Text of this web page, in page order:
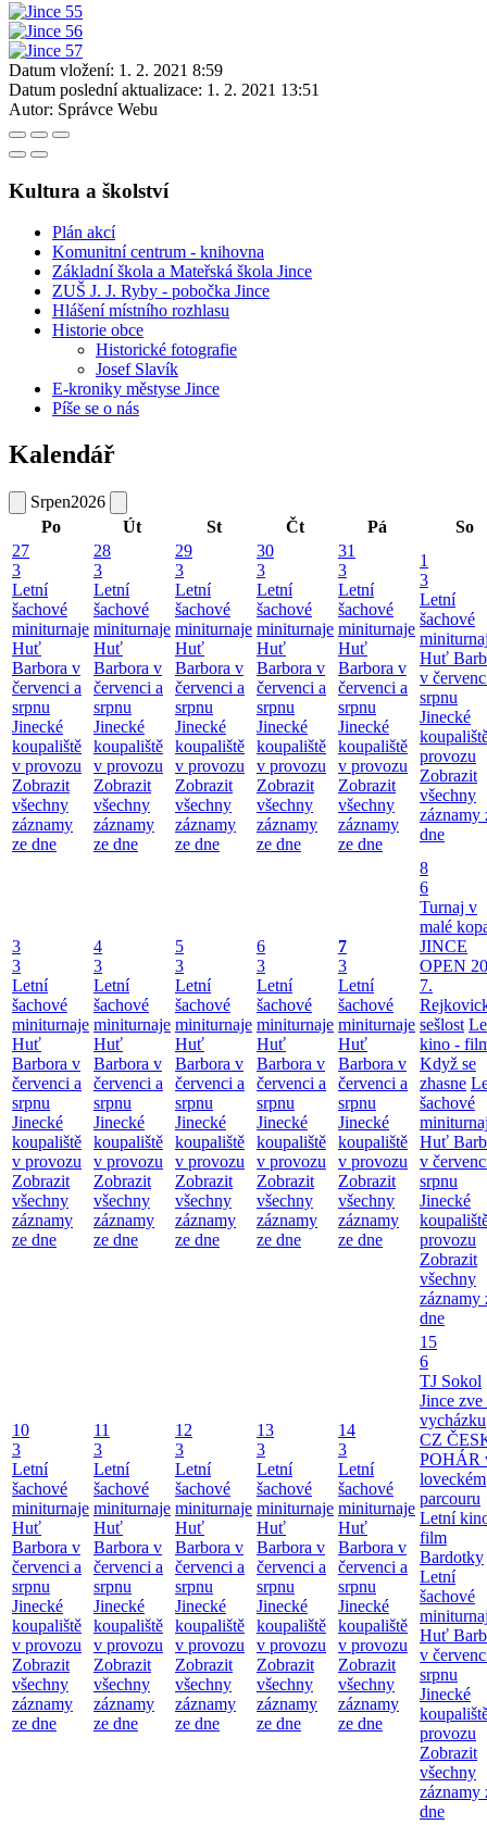
Datum vložení: 1. 2. 2021 8:59
Datum poslední aktualizace: 1. 2. 2021 13:51
Autor: Správce Webu
Kultura a školství
Plán akcí
Komunitní centrum - knihovna
Základní škola a Mateřská škola Jince
ZUŠ J. J. Ryby - pobočka Jince
Hlášení místního rozhlasu
Historie obce
Historické fotografie
Josef Slavík
E-kroniky městyse Jince
Píše se o nás
Kalendář
Srpen2026
Po
Út St Čt Pá
So
27
3
Letní
šachové
miniturnaje
Huť
Barbora v
červenci a
srpnu
Jinecké
koupaliště
v provozu
Zobrazit
všechny
záznamy
ze dne
28
3
Letní
šachové
miniturnaje
Huť
Barbora v
červenci a
srpnu
Jinecké
koupaliště
v provozu
Zobrazit
všechny
záznamy
ze dne
29
3
Letní
šachové
miniturnaje
Huť
Barbora v
červenci a
srpnu
Jinecké
koupaliště
v provozu
Zobrazit
všechny
záznamy
ze dne
30
3
Letní
šachové
miniturnaje
Huť
Barbora v
červenci a
srpnu
Jinecké
koupaliště
v provozu
Zobrazit
všechny
záznamy
ze dne
31
3
Letní
šachové
miniturnaje
Huť
Barbora v
červenci a
srpnu
Jinecké
koupaliště
v provozu
Zobrazit
všechny
záznamy
ze dne
1
3
Letní
šachové
Huť
v
srpnu
Jinecké
provozu
Zobrazit
všechny
záznamy
dne
3
3
Letní
šachové
miniturnaje
Huť
Barbora v
červenci a
srpnu
Jinecké
koupaliště
v provozu
Zobrazit
všechny
záznamy
ze dne
4
3
Letní
šachové
miniturnaje
Huť
Barbora v
červenci a
srpnu
Jinecké
koupaliště
v provozu
Zobrazit
všechny
záznamy
ze dne
5
3
Letní
šachové
miniturnaje
Huť
Barbora v
červenci a
srpnu
Jinecké
koupaliště
v provozu
Zobrazit
všechny
záznamy
ze dne
6
3
Letní
šachové
miniturnaje
Huť
Barbora v
červenci a
srpnu
Jinecké
koupaliště
v provozu
Zobrazit
všechny
záznamy
ze dne
7
3
Letní
šachové
miniturnaje
Huť
Barbora v
červenci a
srpnu
Jinecké
koupaliště
v provozu
Zobrazit
všechny
záznamy
ze dne
8
6
Turnaj v
malé
JINCE
OPEN
7.
sešlost
kino -
Když se
zhasne
šachové
Huť
v
srpnu
Jinecké
provozu
Zobrazit
všechny
záznamy
dne
10
3
Letní
šachové
miniturnaje
Huť
Barbora v
červenci a
srpnu
Jinecké
koupaliště
v provozu
Zobrazit
všechny
záznamy
ze dne
11
3
Letní
šachové
miniturnaje
Huť
Barbora v
červenci a
srpnu
Jinecké
koupaliště
v provozu
Zobrazit
všechny
záznamy
ze dne
12
3
Letní
šachové
miniturnaje
Huť
Barbora v
červenci a
srpnu
Jinecké
koupaliště
v provozu
Zobrazit
všechny
záznamy
ze dne
13
3
Letní
šachové
miniturnaje
Huť
Barbora v
červenci a
srpnu
Jinecké
koupaliště
v provozu
Zobrazit
všechny
záznamy
ze dne
14
3
Letní
šachové
miniturnaje
Huť
Barbora v
červenci a
srpnu
Jinecké
koupaliště
v provozu
Zobrazit
všechny
záznamy
ze dne
15
6
TJ Sokol
Jince zve
vycházku
CZ
POHÁR
loveckém
parcouru
Letní
film
Bardotky
Letní
šachové
Huť
v
srpnu
Jinecké
provozu
Zobrazit
všechny
záznamy
dne